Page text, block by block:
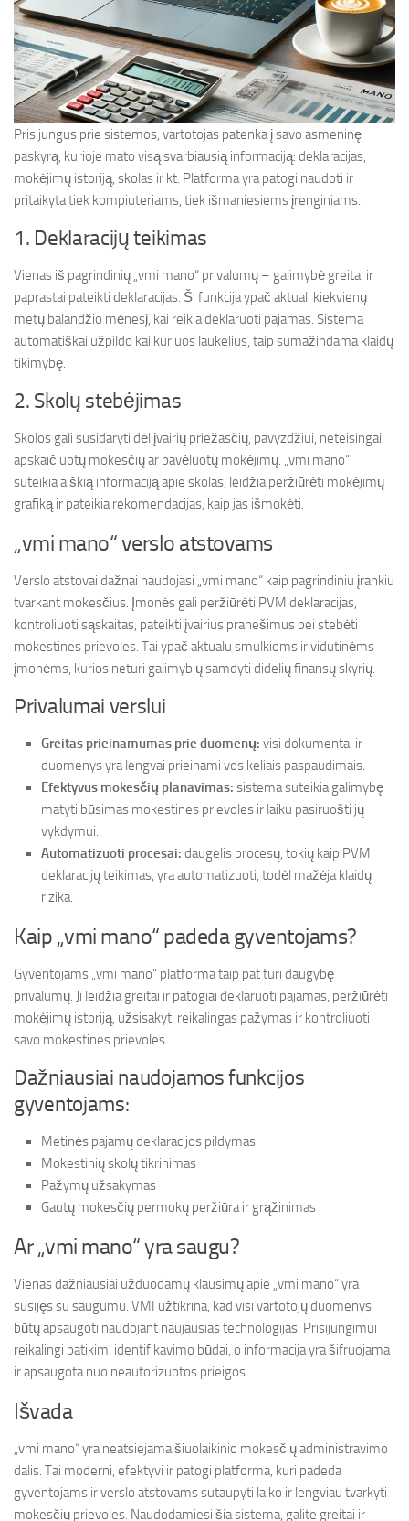
Prisijungus prie sistemos, vartotojas patenka į savo asmeninę
paskyrą, kurioje mato visą svarbiausią informaciją: deklaracijas,
mokėjimų istoriją, skolas ir kt. Platforma yra patogi naudoti ir
pritaikyta tiek kompiuteriams, tiek išmaniesiems įrenginiams.
1. Deklaracijų teikimas
Vienas iš pagrindinių „vmi mano“ privalumų – galimybė greitai ir
paprastai pateikti deklaracijas. Ši funkcija ypač aktuali kiekvienų
metų balandžio mėnesį, kai reikia deklaruoti pajamas. Sistema
automatiškai užpildo kai kuriuos laukelius, taip sumažindama klaidų
tikimybę.
2. Skolų stebėjimas
Skolos gali susidaryti dėl įvairių priežasčių, pavyzdžiui, neteisingai
apskaičiuotų mokesčių ar pavėluotų mokėjimų. „vmi mano“
suteikia aiškią informaciją apie skolas, leidžia peržiūrėti mokėjimų
grafiką ir pateikia rekomendacijas, kaip jas išmokėti.
„vmi mano“ verslo atstovams
Verslo atstovai dažnai naudojasi „vmi mano“ kaip pagrindiniu įrankiu
tvarkant mokesčius. Įmonės gali peržiūrėti PVM deklaracijas,
kontroliuoti sąskaitas, pateikti įvairius pranešimus bei stebėti
mokestines prievoles. Tai ypač aktualu smulkioms ir vidutinėms
įmonėms, kurios neturi galimybių samdyti didelių finansų skyrių.
Privalumai verslui
Greitas prieinamumas prie duomenų: visi dokumentai ir
duomenys yra lengvai prieinami vos keliais paspaudimais.
Efektyvus mokesčių planavimas: sistema suteikia galimybę
matyti būsimas mokestines prievoles ir laiku pasiruošti jų
vykdymui.
Automatizuoti procesai: daugelis procesų, tokių kaip PVM
deklaracijų teikimas, yra automatizuoti, todėl mažėja klaidų
rizika.
Kaip „vmi mano“ padeda gyventojams?
Gyventojams „vmi mano“ platforma taip pat turi daugybę
privalumų. Ji leidžia greitai ir patogiai deklaruoti pajamas, peržiūrėti
mokėjimų istoriją, užsisakyti reikalingas pažymas ir kontroliuoti
savo mokestines prievoles.
Dažniausiai naudojamos funkcijos
gyventojams:
Metinės pajamų deklaracijos pildymas
Mokestinių skolų tikrinimas
Pažymų užsakymas
Gautų mokesčių permokų peržiūra ir grąžinimas
Ar „vmi mano“ yra saugu?
Vienas dažniausiai užduodamų klausimų apie „vmi mano“ yra
susijęs su saugumu. VMI užtikrina, kad visi vartotojų duomenys
būtų apsaugoti naudojant naujausias technologijas. Prisijungimui
reikalingi patikimi identifikavimo būdai, o informacija yra šifruojama
ir apsaugota nuo neautorizuotos prieigos.
Išvada
„vmi mano“ yra neatsiejama šiuolaikinio mokesčių administravimo
dalis. Tai moderni, efektyvi ir patogi platforma, kuri padeda
gyventojams ir verslo atstovams sutaupyti laiko ir lengviau tvarkyti
mokesčių prievoles. Naudodamiesi šia sistema, galite greitai ir